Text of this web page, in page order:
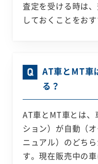
査定を受ける時は
しておくことをおす
AT車とMT車
る？
AT車とMT車とは
ション）が自動（
ニュアル）のどち
す。現在販売中の